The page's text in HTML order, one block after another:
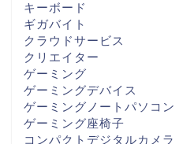
キーボード
ギガバイト
クラウドサービス
クリエイター
ゲーミング
ゲーミングデバイス
ゲーミングノートパソコン
ゲーミング座椅子
コンパクトデジタルカメラ